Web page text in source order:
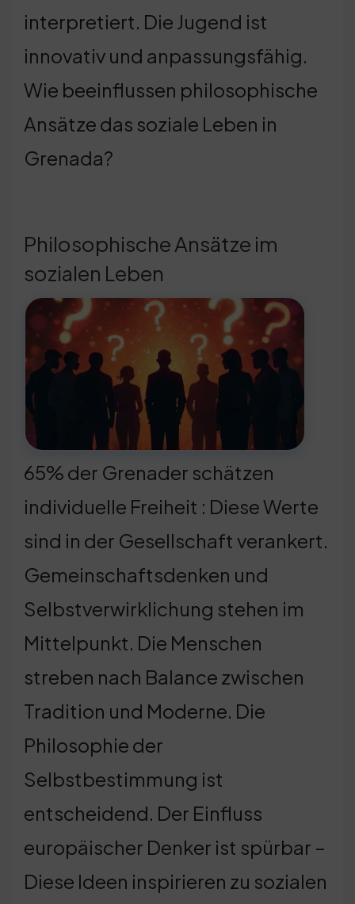
interpretiert. Die Jugend ist
innovativ und anpassungsfähig.
Wie beeinflussen philosophische
Ansätze das soziale Leben in
Grenada?
Philosophische Ansätze im
sozialen Leben
65% der Grenader schätzen
individuelle Freiheit : Diese Werte
sind in der Gesellschaft verankert.
Gemeinschaftsdenken und
Selbstverwirklichung stehen im
Mittelpunkt. Die Menschen
streben nach Balance zwischen
Tradition und Moderne. Die
Philosophie der
Selbstbestimmung ist
entscheidend. Der Einfluss
europäischer Denker ist spürbar –
Diese Ideen inspirieren zu sozialen